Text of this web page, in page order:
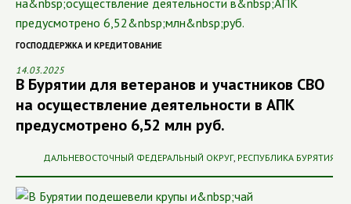
ГОСПОДДЕРЖКА И КРЕДИТОВАНИЕ
14.03.2025
В Бурятии для ветеранов и участников СВО
на осуществление деятельности в АПК
предусмотрено 6,52 млн руб.
ДАЛЬНЕВОСТОЧНЫЙ ФЕДЕРАЛЬНЫЙ ОКРУГ, РЕСПУБЛИКА БУРЯТИЯ